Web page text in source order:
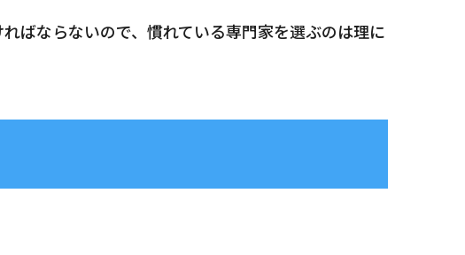
ばならないので、慣れている専門家を選ぶのは理に